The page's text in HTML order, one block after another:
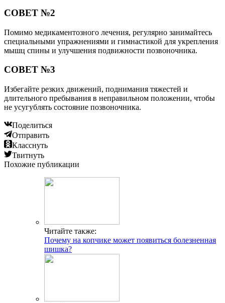
СОВЕТ №2
Помимо медикаментозного лечения, регулярно занимайтесь
специальными упражнениями и гимнастикой для укрепления
мышц спины и улучшения подвижности позвоночника.
СОВЕТ №3
Избегайте резких движений, поднимания тяжестей и
длительного пребывания в неправильном положении, чтобы
не усугублять состояние позвоночника.
Поделиться
Отправить
Класснуть
Твитнуть
Похожие публикации
Читайте также:
Почему на копчике может появиться болезненная
шишка?